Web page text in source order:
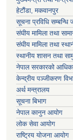
हेटौंडा, मकवानपुर
सूचना प्रविधि सम्बन्धि
संघीय मामिला तथा
संघीय मामिला तथा
स्थानीय शासन तथा
नेपाल सरकारको
केन्द्रीय पञ्जीकरण
अर्थ मन्त्रालय
सूचना बिभाग
नेपाल कानुन आयोग
लोक सेवा आयोग
राष्ट्रिय योजना आयोग